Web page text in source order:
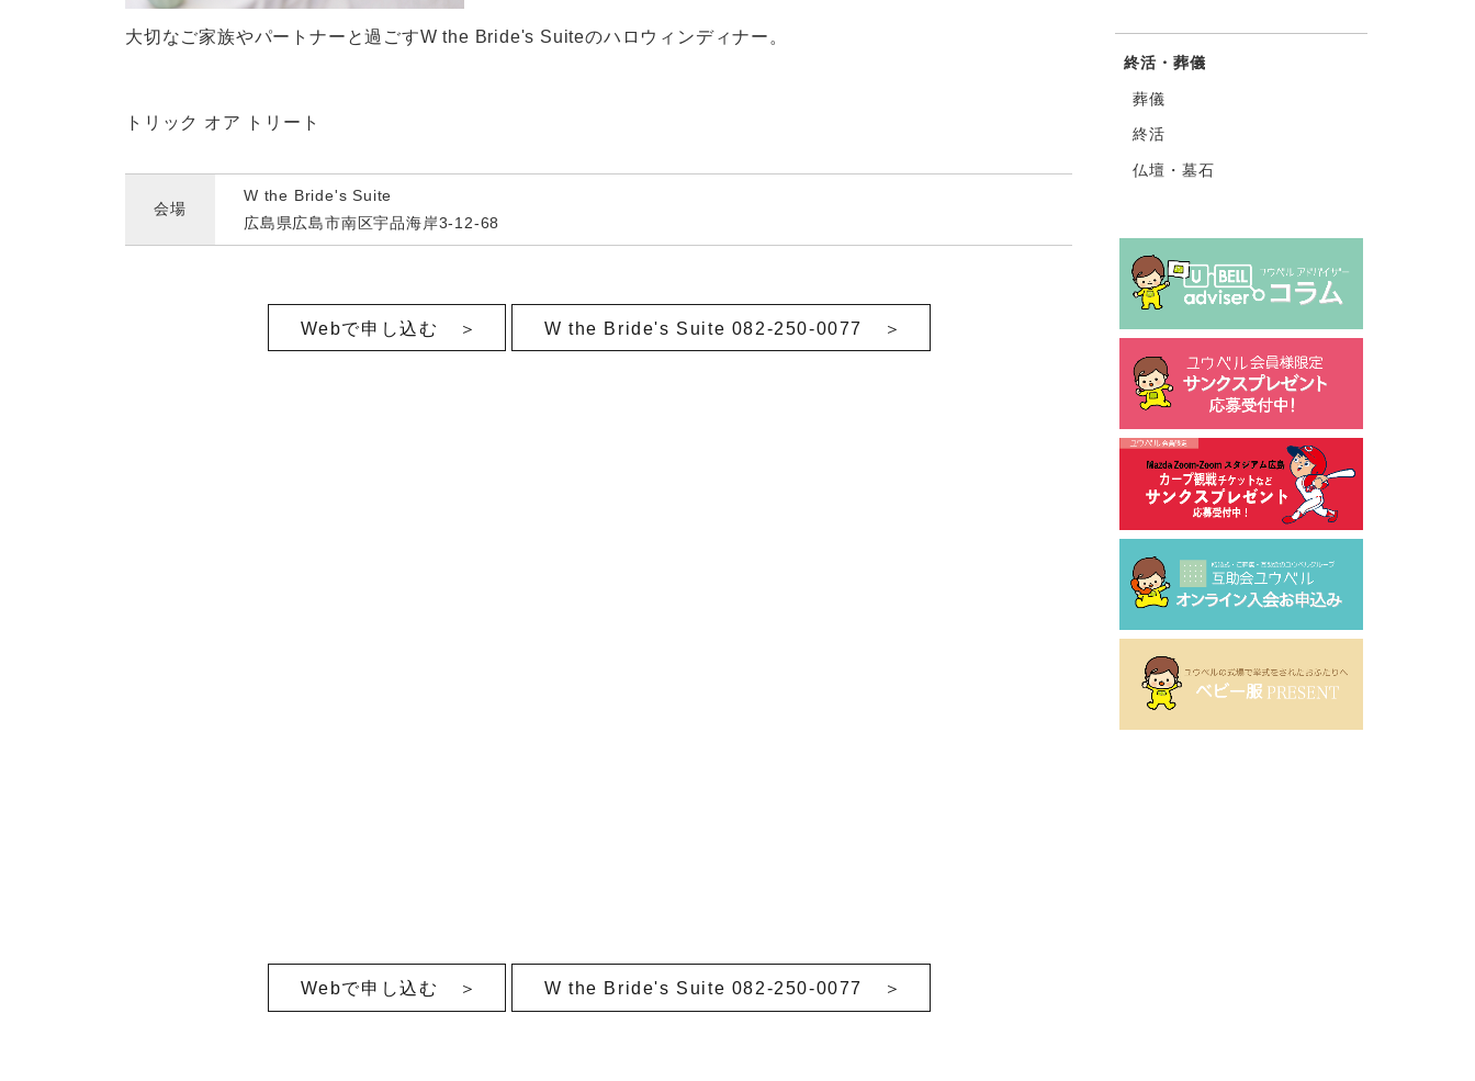
大切なご家族やパートナーと過ごすW the Bride's Suiteのハロウィンディナー。
トリック オア トリート
会場
W the Bride's Suite
広島県広島市南区宇品海岸3-12-68
Webで申し込む W the Bride's Suite 082-250-0077
Webで申し込む W the Bride's Suite 082-250-0077
終活・葬儀
葬儀
終活
仏壇・墓石